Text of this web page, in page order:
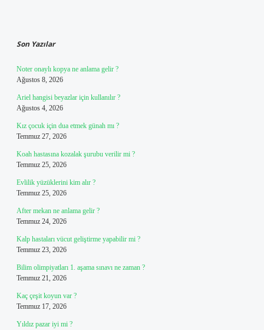
Son Yazılar
Noter onaylı kopya ne anlama gelir ?
Ağustos 8, 2026
Ariel hangisi beyazlar için kullanılır ?
Ağustos 4, 2026
Kız çocuk için dua etmek günah mı ?
Temmuz 27, 2026
Koah hastasına kozalak şurubu verilir mi ?
Temmuz 25, 2026
Evlilik yüzüklerini kim alır ?
Temmuz 25, 2026
After mekan ne anlama gelir ?
Temmuz 24, 2026
Kalp hastaları vücut geliştirme yapabilir mi ?
Temmuz 23, 2026
Bilim olimpiyatları 1. aşama sınavı ne zaman ?
Temmuz 21, 2026
Kaç çeşit koyun var ?
Temmuz 17, 2026
Yıldız pazar iyi mi ?